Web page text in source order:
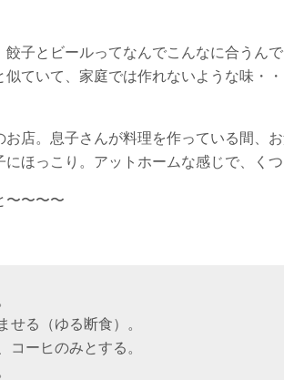
子とビールってなんでこんなに合うん
ていて、家庭では作れないような味・・
店。息子さんが料理を作っている間、
ほっこり。アットホームな感じで、くつ
〜〜〜〜
せる（ゆる断食）。
コーヒのみとする。